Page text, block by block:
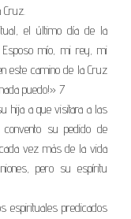
el último día de la
Esposo mío, mi rey, mi
este camino de la Cruz
puedo!» 7
hija a que visitara a las
su pedido de
vez más de la vida
pero su espíritu
espirituales predicados